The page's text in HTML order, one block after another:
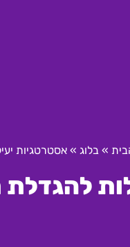
» בלוג » אסטרטגיות
להגדלת